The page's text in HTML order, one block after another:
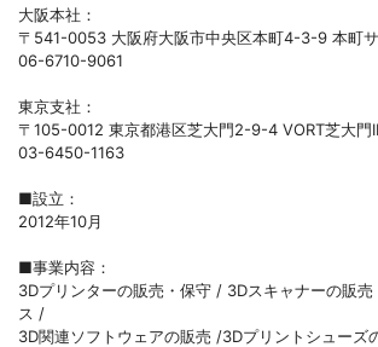
大阪本社：
〒541-0053 大阪府大阪市中央区本町4-3-9 本町
06-6710-9061
東京支社：
〒105-0012 東京都港区芝大門2-9-4 VORT芝大門
03-6450-1163
■設立：
2012年10月
■事業内容：
3Dプリンターの販売・保守 / 3Dスキャナーの販
ス /
3D関連ソフトウェアの販売 /3Dプリントシューズ